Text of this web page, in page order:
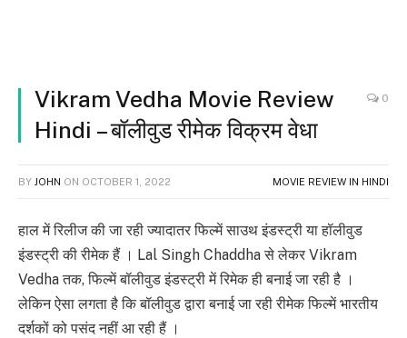
Vikram Vedha Movie Review
Hindi – बॉलीवुड रीमेक विक्रम वेधा
0
BY JOHN ON OCTOBER 1, 2022 MOVIE REVIEW IN HINDI
हाल में रिलीज की जा रही ज्यादातर फिल्में साउथ इंडस्ट्री या हॉलीवुड
इंडस्ट्री की रीमेक हैं । Lal Singh Chaddha से लेकर Vikram
Vedha तक, फिल्में बॉलीवुड इंडस्ट्री में रिमेक ही बनाई जा रही है ।
लेकिन ऐसा लगता है कि बॉलीवुड द्वारा बनाई जा रही रीमेक फिल्में भारतीय
दर्शकों को पसंद नहीं आ रही हैं ।